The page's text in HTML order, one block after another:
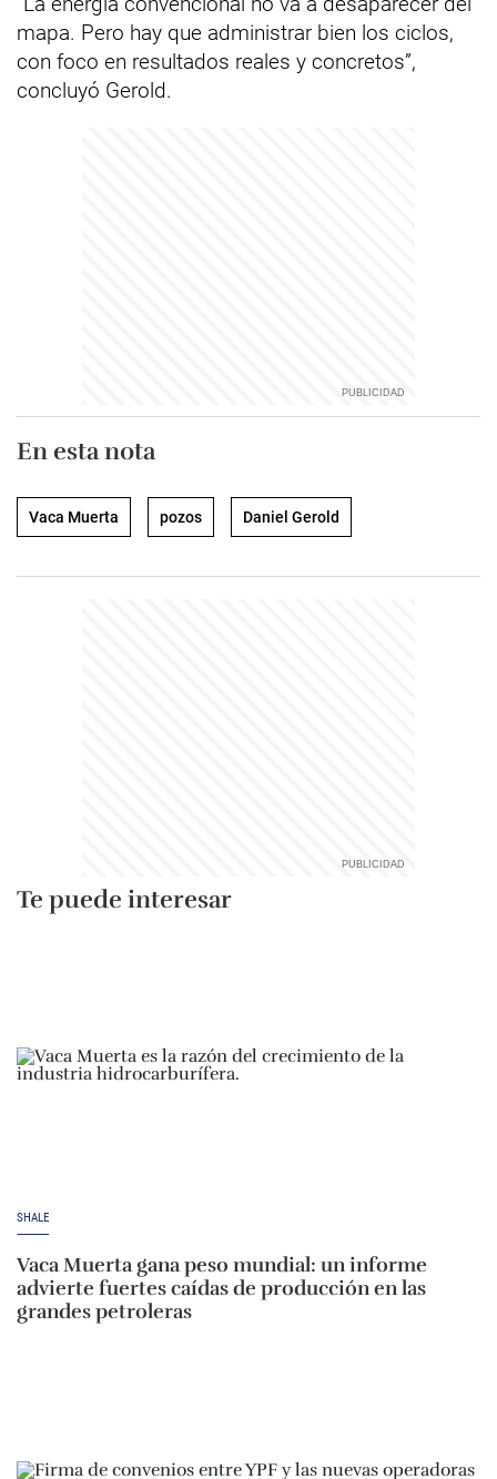
mapa. Pero hay que administrar bien los ciclos,
con foco en resultados reales y concretos”,
concluyó Gerold.
En esta nota
Vaca Muerta pozos Daniel Gerold
Te puede interesar
SHALE
Vaca Muerta gana peso mundial: un informe
advierte fuertes caídas de producción en las
grandes petroleras